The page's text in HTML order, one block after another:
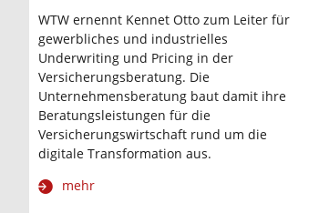
WTW ernennt Kennet Otto zum Leiter für
gewerbliches und industrielles
Underwriting und Pricing in der
Versicherungsberatung. Die
Unternehmensberatung baut damit ihre
Beratungsleistungen für die
Versicherungswirtschaft rund um die
digitale Transformation aus.
mehr